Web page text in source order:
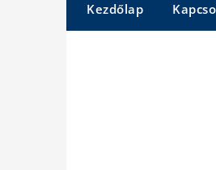
Kezdőlap